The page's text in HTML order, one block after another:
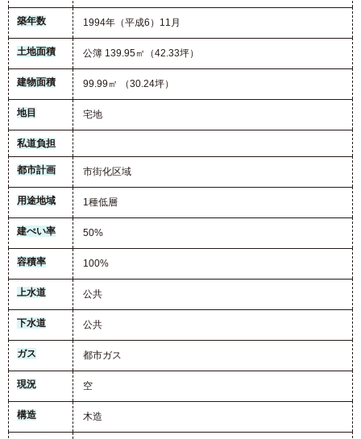
築年数 1994年（平成6）11月
土地面積 公簿 139.95㎡（42.33坪）
建物面積 99.99㎡ （30.24坪）
地目 宅地
私道負担
都市計画 市街化区域
用途地域 1種低層
建ぺい率 50%
容積率 100%
上水道 公共
下水道 公共
ガス 都市ガス
現況 空
構造 木造